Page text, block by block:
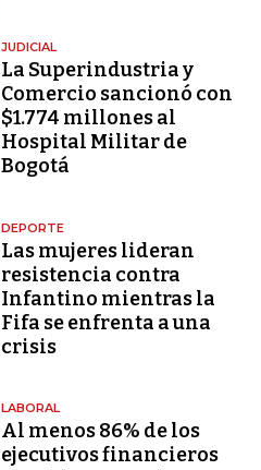
JUDICIAL
La Superindustria y
Comercio sancionó con
$1.774 millones al
Hospital Militar de
Bogotá
DEPORTE
Las mujeres lideran
resistencia contra
Infantino mientras la
Fifa se enfrenta a una
crisis
LABORAL
Al menos 86% de los
ejecutivos financieros